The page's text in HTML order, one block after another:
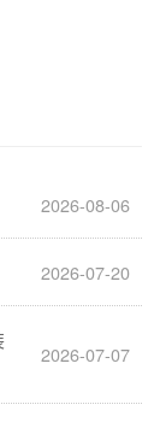
2026-08-06
2026-07-20
2026-07-07